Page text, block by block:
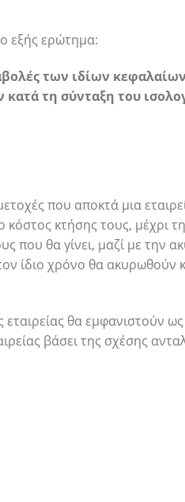
εξής ερώτημα:
των ιδίων κεφαλαίων
τη σύνταξη του
που αποκτά μια
κόστος κτήσης τους, μέχρι
που θα γίνει, μαζί με την
ίδιο χρόνο θα ακυρωθούν
εταιρείας θα εμφανιστούν
βάσει της σχέσης